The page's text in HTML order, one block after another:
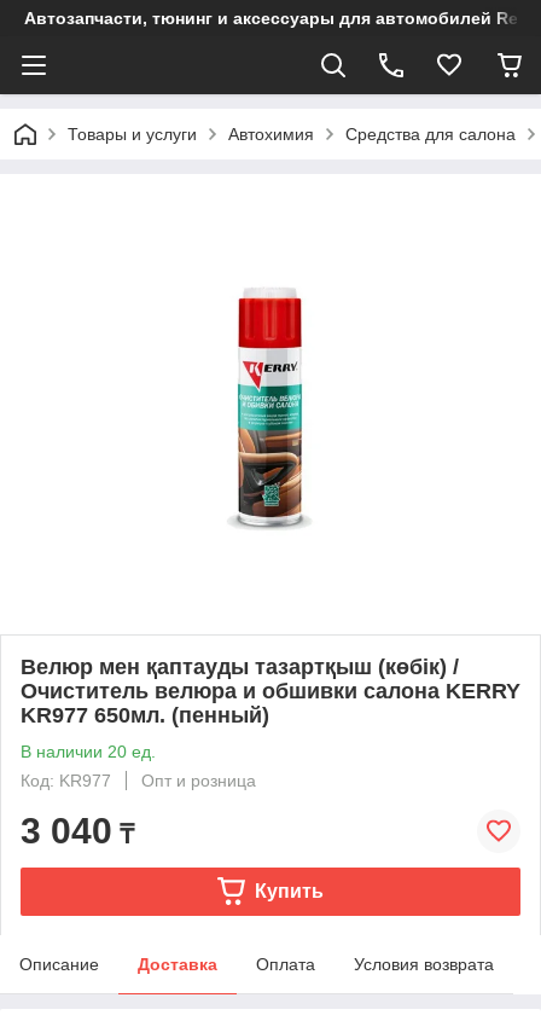
Автозапчасти, тюнинг и аксессуары для автомобилей
Товары и услуги Автохимия Средства для салона
Велюр мен қаптауды тазартқыш (көбік) /
Очиститель велюра и обшивки салона KERRY
KR977 650мл. (пенный)
В наличии 20 ед.
Код: KR977
Опт и розница
3 040 ₸
Купить
Описание Доставка Оплата Условия возврата